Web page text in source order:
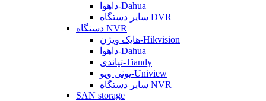
داهوا-Dahua
سایر دستگاه DVR
دستگاه NVR
هایک ویژن-Hikvision
داهوا-Dahua
تیاندی-Tiandy
یونی ویو-Uniview
سایر دستگاه NVR
SAN storage